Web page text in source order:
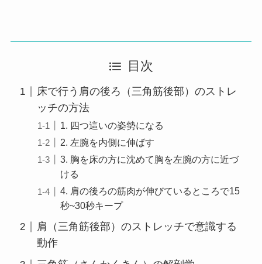
目次
床で行う肩の後ろ（三角筋後部）のストレ
ッチの方法
1. 四つ這いの姿勢になる
2. 左腕を内側に伸ばす
3. 胸を床の方に沈めて胸を左腕の方に近づ
ける
4. 肩の後ろの筋肉が伸びているところで15
秒~30秒キープ
肩（三角筋後部）のストレッチで意識する
動作